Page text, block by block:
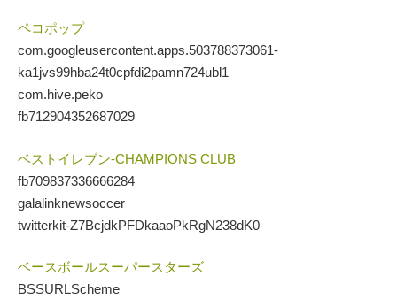
ペコポップ
com.googleusercontent.apps.503788373061-
ka1jvs99hba24t0cpfdi2pamn724ubl1
com.hive.peko
fb712904352687029
ベストイレブン-CHAMPIONS CLUB
fb709837336666284
galalinknewsoccer
twitterkit-Z7BcjdkPFDkaaoPkRgN238dK0
ベースボールスーパースターズ
BSSURLScheme